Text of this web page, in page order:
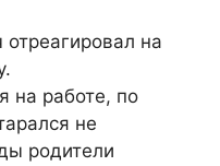
на
на работе, по
не
родители